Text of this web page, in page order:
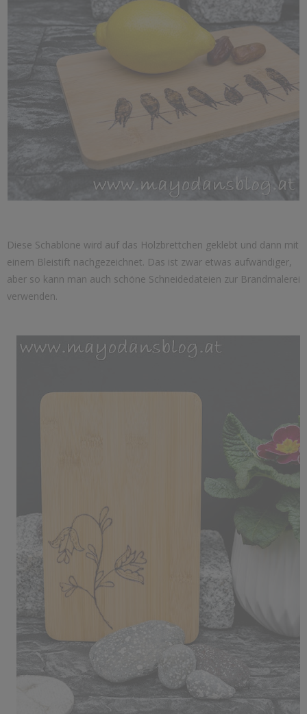
Diese Schablone wird auf das Holzbrettchen geklebt und dann mit
einem Bleistift nachgezeichnet. Das ist zwar etwas aufwändiger,
aber so kann man auch schöne Schneidedateien zur Brandmalerei
verwenden.